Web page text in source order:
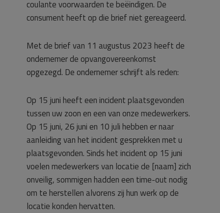
coulante voorwaarden te beëindigen. De
consument heeft op die brief niet gereageerd.
Met de brief van 11 augustus 2023 heeft de
ondernemer de opvangovereenkomst
opgezegd. De ondernemer schrijft als reden:
Op 15 juni heeft een incident plaatsgevonden
tussen uw zoon en een van onze medewerkers.
Op 15 juni, 26 juni en 10 juli hebben er naar
aanleiding van het incident gesprekken met u
plaatsgevonden. Sinds het incident op 15 juni
voelen medewerkers van locatie de [naam] zich
onveilig, sommigen hadden een time-out nodig
om te herstellen alvorens zij hun werk op de
locatie konden hervatten.